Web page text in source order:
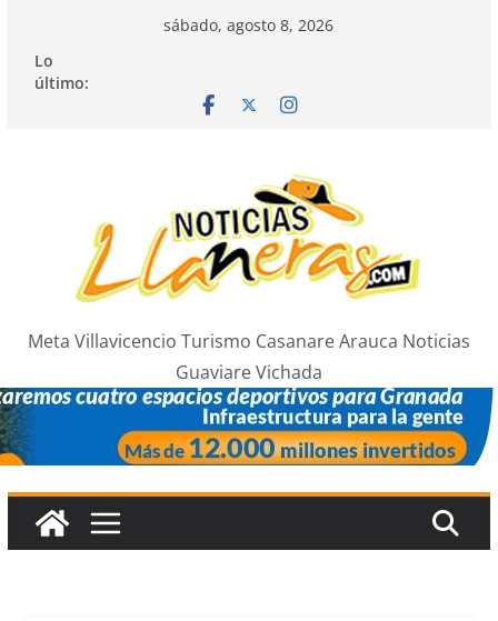
contenido
sábado, agosto 8, 2026
Lo
último:
Meta Villavicencio Turismo Casanare Arauca Noticias
Guaviare Vichada